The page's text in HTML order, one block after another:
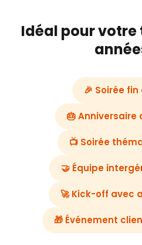
Idéal pour
🎉 Soirée fin
🎂 Anniversaire
📺 Soirée
🤝 Équipe
🚀 Kick-off avec
🎁 Événement